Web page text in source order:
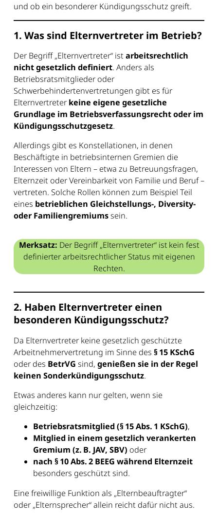
und ob ein besonderer Kündigungsschutz greift.
1. Was sind Elternvertreter im Betrieb?
Der Begriff „Elternvertreter“ istarbeitsrechtlich
nicht gesetzlich definiert. Anders als
Betriebsratsmitglieder oder
Schwerbehindertenvertretungen gibt es für
Elternvertreter keine eigene gesetzliche
Grundlage im Betriebsverfassungsrecht oder im
Kündigungsschutzgesetz.
Allerdings gibt es Konstellationen, in denen
Beschäftigte in betriebsinternen Gremien die
Interessen von Eltern – etwa zu Betreuungsfragen,
Elternzeit oder Vereinbarkeit von Familie und Beruf –
vertreten. Solche Rollen können zum Beispiel Teil
eines betrieblichen Gleichstellungs-, Diversity-
oder Familiengremiumssein.
Merksatz: Der Begriff „Elternvertreter“ ist kein fest
definierter arbeitsrechtlicher Status mit eigenen
Rechten.
2. Haben Elternvertreter einen
besonderen Kündigungsschutz?
Da Elternvertreter keine gesetzlich geschützte
Arbeitnehmervertretung im Sinne des § 15 KSchG
oder des BetrVG sind, genießen sie in der Regel
keinen Sonderkündigungsschutz.
Etwas anderes kann nur gelten, wenn sie
gleichzeitig:
Betriebsratsmitglied (§ 15 Abs. 1 KSchG),
Mitglied in einem gesetzlich verankerten
Gremium (z. B. JAV, SBV) oder
nach § 10 Abs. 2 BEEG während Elternzeit
besonders geschützt sind.
Eine freiwillige Funktion als „Elternbeauftragter“
oder „Elternsprecher“ allein reicht dafür nicht aus.